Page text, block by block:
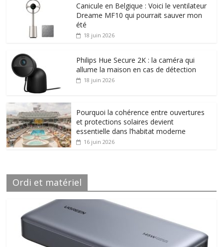
Canicule en Belgique : Voici le ventilateur
Dreame MF10 qui pourrait sauver mon
été
18 juin 2026
Philips Hue Secure 2K : la caméra qui
allume la maison en cas de détection
18 juin 2026
Pourquoi la cohérence entre ouvertures
et protections solaires devient
essentielle dans l’habitat moderne
16 juin 2026
Ordi et matériel